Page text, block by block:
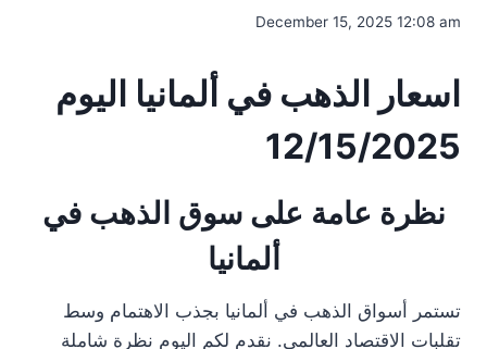
December 15, 2025 12:08 am
اسعار الذهب في ألمانيا اليوم
12/15/2025
نظرة عامة على سوق الذهب في
ألمانيا
تستمر أسواق الذهب في ألمانيا بجذب الاهتمام وسط
تقلبات الاقتصاد العالمي. نقدم لكم اليوم نظرة شاملة